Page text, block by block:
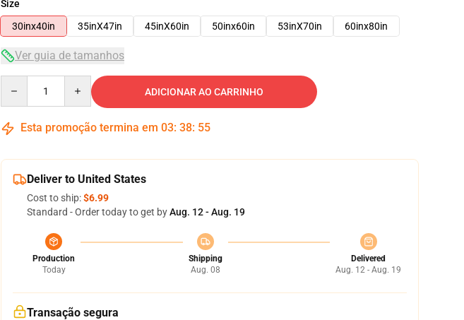
Size
30inx40in
35inX47in 45inX60in 50inx60in 53inX70in 60inx80in
Ver guia de tamanhos
ADICIONAR AO CARRINHO
Esta promoção termina em 03: 38: 54
Deliver to United States
Cost to ship:$6.99
Standard - Order today to get byAug. 12 - Aug. 19
Production
Today
Shipping
Aug. 08
Delivered
Aug. 12 - Aug. 19
Transação segura